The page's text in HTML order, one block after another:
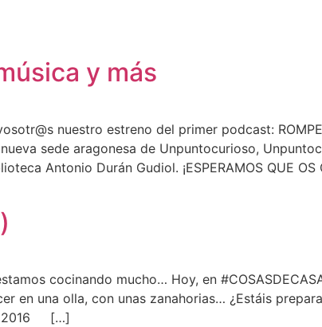
y más
nuestro estreno del primer podcast:
sede aragonesa de Unpuntocurioso,
Antonio Durán Gudiol. ¡ESPERAMOS QUE OS
cocinando mucho… Hoy, en
en una olla, con unas zanahorias… ¿Estáis
2016 […]